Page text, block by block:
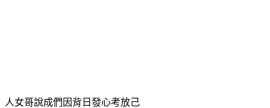
人女哥說成們因背日發心考放己